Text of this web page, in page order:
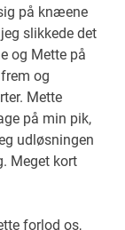
på knæene
slikkede det
og Mette på
og
Mette
på min pik,
udløsningen
Meget kort
forlod os,